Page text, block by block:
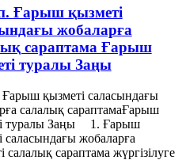
Ғарыш қызметі
жобаларға
сараптама Ғарыш
туралы Заңы
қызметі саласындағы
салалық сараптамаҒарыш
туралы Заңы 1. Ғарыш
саласындағы жобаларға
салалық сараптама жүргізілуге